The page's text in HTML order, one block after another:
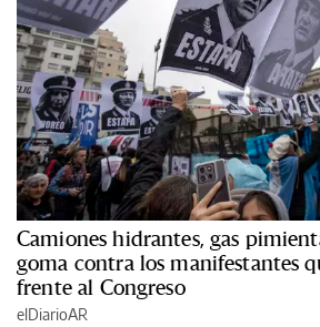
Camiones hidrantes, gas
goma contra los manifestantes
frente al Congreso
elDiarioAR